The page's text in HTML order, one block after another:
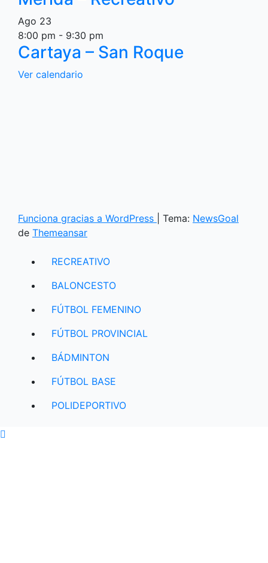
Ago 23
8:00 pm - 9:30 pm
Cartaya – San Roque
Ver calendario
Funciona gracias a WordPress Tema: NewsGoal
de Themeansar
RECREATIVO
BALONCESTO
FÚTBOL FEMENINO
FÚTBOL PROVINCIAL
BÁDMINTON
FÚTBOL BASE
POLIDEPORTIVO